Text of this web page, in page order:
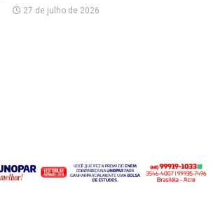
27 de julho de 2026